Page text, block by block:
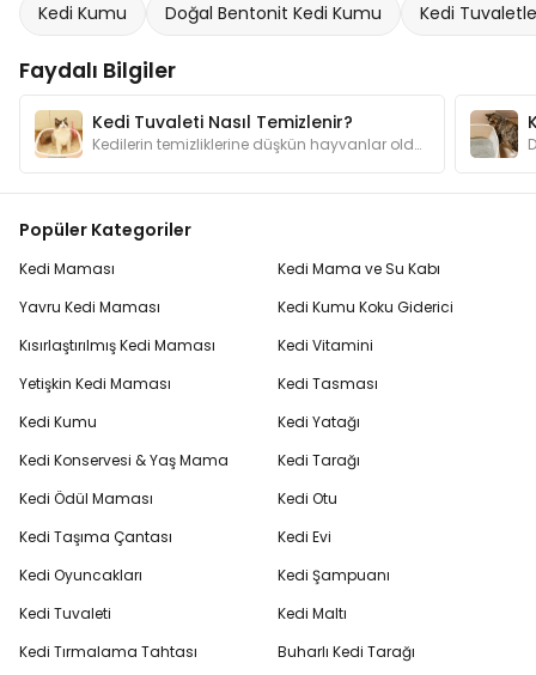
Kedi Kumu Doğal Bentonit Kedi Kumu Kedi
Faydalı Bilgiler
Kedi Tuvaleti Nasıl Temizlenir?
Kedilerin temizliklerine düşkün hayvanlar olduğunu biliyorsunuz değil mi? Evinizi bir kediyle paylaşıyorsanız tuvalet temizliğine özen göstermelisiniz
Popüler Kategoriler
Kedi Maması
Yavru Kedi Maması
Kısırlaştırılmış Kedi Maması
Yetişkin Kedi Maması
Kedi Kumu
Kedi Konservesi & Yaş Mama
Kedi Ödül Maması
Kedi Taşıma Çantası
Kedi Oyuncakları
Kedi Tuvaleti
Kedi Tırmalama Tahtası
Kedi Mama ve Su Kabı
Kedi Kumu Koku Giderici
Kedi Vitamini
Kedi Tasması
Kedi Yatağı
Kedi Tarağı
Kedi Otu
Kedi Evi
Kedi Şampuanı
Kedi Maltı
Buharlı Kedi Tarağı